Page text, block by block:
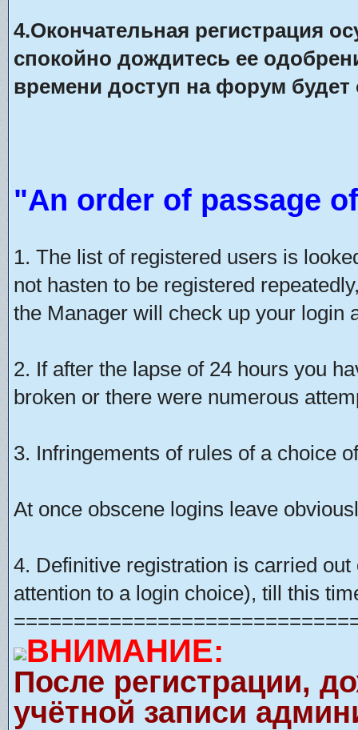
4.Окончательная регистрация
спокойно дождитесь ее
времени доступ на форум будет
"An order of passage
1. The list of registered users is
not hasten to be registered
the Manager will check up your login
2. If after the lapse of 24 hours you
broken or there were numerous
3. Infringements of rules of a choice
At once obscene logins leave
4. Definitive registration is carried
attention to a login choice), till this
ВНИМАНИЕ:
После регистрации,
учётной записи